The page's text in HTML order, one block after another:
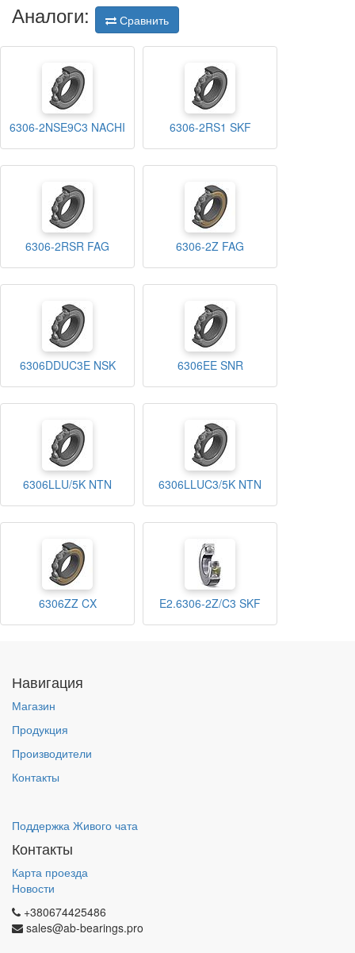
Аналоги: Сравнить
6306-2NSE9C3 NACHI 6306-2RS1 SKF
6306-2RSR FAG 6306-2Z FAG
6306DDUC3E NSK 6306EE SNR
6306LLU/5K NTN 6306LLUC3/5K NTN
6306ZZ CX E2.6306-2Z/C3 SKF
Навигация
Магазин
Продукция
Производители
Контакты
Поддержка Живого чата
Контакты
Карта проезда
Новости
+380674425486
sales@ab-bearings.pro